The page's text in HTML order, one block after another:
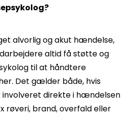
alvorlig og akut hændelse,
altid få støtte og
til at håndtere
Det gælder både, hvis
direkte i hændelsen
røveri, brand, overfald eller